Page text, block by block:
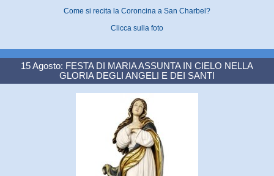
Come si recita la Coroncina a San Charbel?
Clicca sulla foto
15 Agosto: FESTA DI MARIA ASSUNTA IN CIELO NELLA
GLORIA DEGLI ANGELI E DEI SANTI